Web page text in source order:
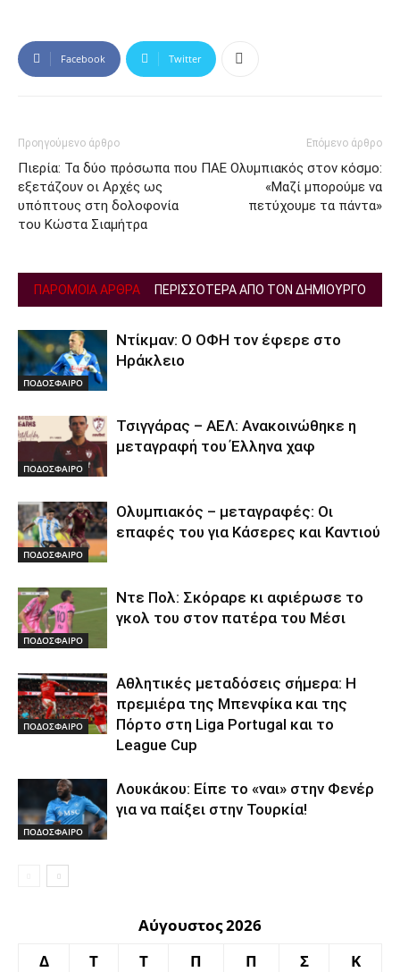
Facebook Twitter
Προηγούμενο άρθρο
Πιερία: Τα δύο πρόσωπα που
εξετάζουν οι Αρχές ως
υπόπτους στη δολοφονία
του Κώστα Σιαμήτρα
Επόμενο άρθρο
ΠΑΕ Ολυμπιακός στον κόσμο:
«Μαζί μπορούμε να
πετύχουμε τα πάντα»
ΠΑΡΟΜΟΙΑ ΑΡΘΡΑ ΠΕΡΙΣΣΟΤΕΡΑ ΑΠΟ ΤΟΝ ΔΗΜΙΟΥΡΓΟ
ΠΟΔΟΣΦΑΙΡΟ
Ντίκμαν: Ο ΟΦΗ τον έφερε στο
Ηράκλειο
ΠΟΔΟΣΦΑΙΡΟ
Τσιγγάρας – ΑΕΛ: Ανακοινώθηκε η
μεταγραφή του Έλληνα χαφ
ΠΟΔΟΣΦΑΙΡΟ
Ολυμπιακός – μεταγραφές: Οι
επαφές του για Κάσερες και Καντιού
ΠΟΔΟΣΦΑΙΡΟ
Ντε Πολ: Σκόραρε κι αφιέρωσε το
γκολ του στον πατέρα του Μέσι
ΠΟΔΟΣΦΑΙΡΟ
Αθλητικές μεταδόσεις σήμερα: Η
πρεμιέρα της Μπενφίκα και της
Πόρτο στη Liga Portugal και το
League Cup
ΠΟΔΟΣΦΑΙΡΟ
Λουκάκου: Είπε το «ναι» στην Φενέρ
για να παίξει στην Τουρκία!
Αύγουστος 2026
Δ
Τ Τ Π Π Σ
Κ